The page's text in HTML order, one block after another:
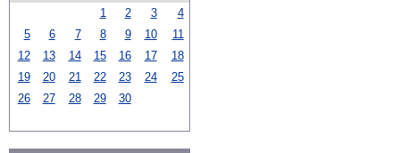
1
2 3
4
5
6 7 8 9 10
11
12
13 14 15 16 17
18
19
20 21 22 23 24
25
26
27 28 29 30